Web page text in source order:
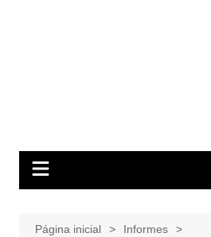
Página inicial
Informes